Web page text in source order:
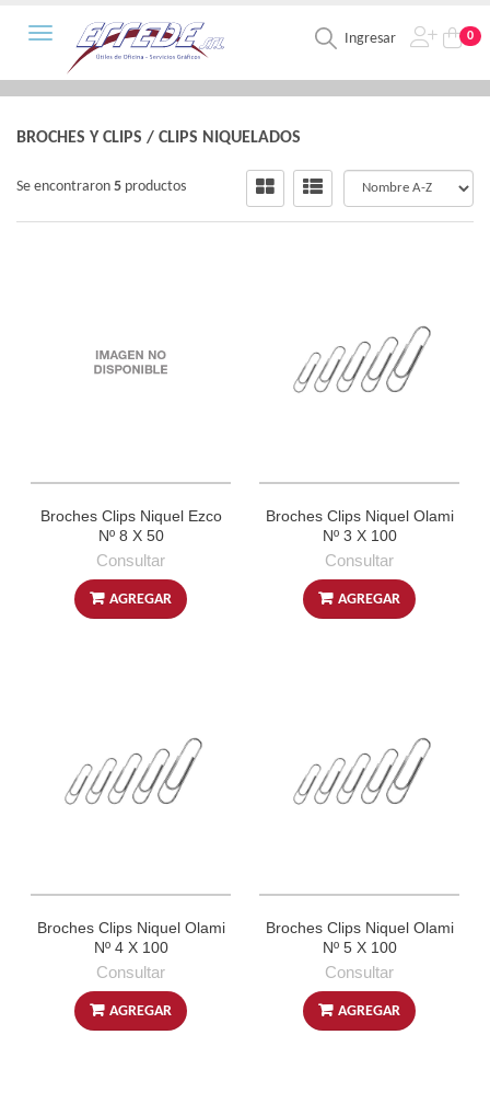
Ingresar 0
Toggle navigation
BROCHES Y CLIPS / CLIPS NIQUELADOS
Se encontraron 5 productos
Broches Clips Niquel Ezco
Nº 8 X 50
Consultar
AGREGAR
Broches Clips Niquel Olami
Nº 3 X 100
Consultar
AGREGAR
Broches Clips Niquel Olami
Nº 4 X 100
Consultar
AGREGAR
Broches Clips Niquel Olami
Nº 5 X 100
Consultar
AGREGAR